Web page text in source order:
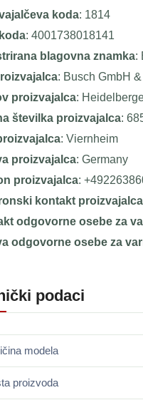
koda: 1814
: 4001738018141
blagovna znamka:
: Busch GmbH
proizvajalca:
številka proizvajalca:
: Viernheim
proizvajalca: Germany
proizvajalca:
kontakt proizvajalca
odgovorne osebe za
odgovorne osebe za
podaci
modela
proizvoda